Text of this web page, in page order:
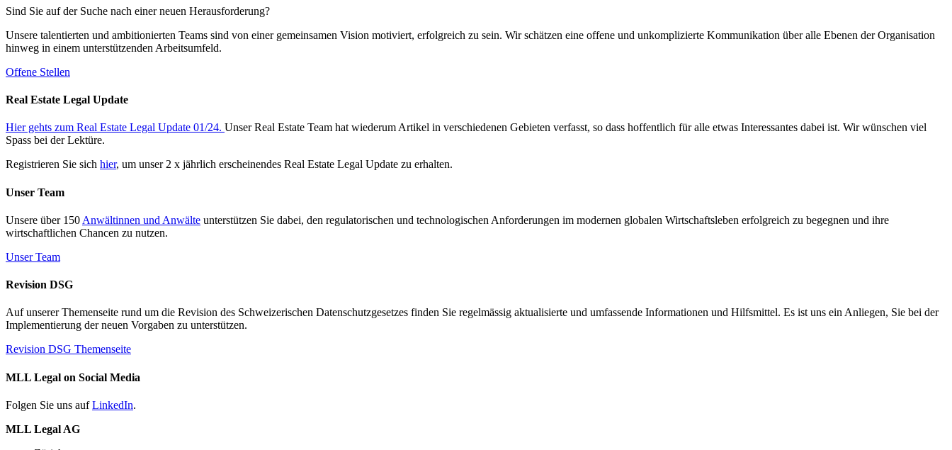
Sind Sie auf der Suche nach einer neuen Herausforderung?
Unsere talentierten und ambitionierten Teams sind von einer gemeinsamen Vision motiviert, erfolgreich zu sein. Wir schätzen eine offene und unkomplizierte Kommunikation über alle Ebenen der Organisation
hinweg in einem unterstützenden Arbeitsumfeld.
Offene Stellen
Real Estate Legal Update
Hier gehts zum Real Estate Legal Update 01/24. Unser Real Estate Team hat wiederum Artikel in verschiedenen Gebieten verfasst, so dass hoffentlich für alle etwas Interessantes dabei ist. Wir wünschen viel
Spass bei der Lektüre.
Registrieren Sie sich hier, um unser 2 x jährlich erscheinendes Real Estate Legal Update zu erhalten.
Unser Team
Unsere über 150 Anwältinnen und Anwälte unterstützen Sie dabei, den regulatorischen und technologischen Anforderungen im modernen globalen Wirtschaftsleben erfolgreich zu begegnen und ihre
wirtschaftlichen Chancen zu nutzen.
Unser Team
Revision DSG
Auf unserer Themenseite rund um die Revision des Schweizerischen Datenschutzgesetzes finden Sie regelmässig aktualisierte und umfassende Informationen und Hilfsmittel. Es ist uns ein Anliegen, Sie bei der
Implementierung der neuen Vorgaben zu unterstützen.
Revision DSG Themenseite
MLL Legal on Social Media
Folgen Sie uns aufLinkedIn.
MLL Legal AG